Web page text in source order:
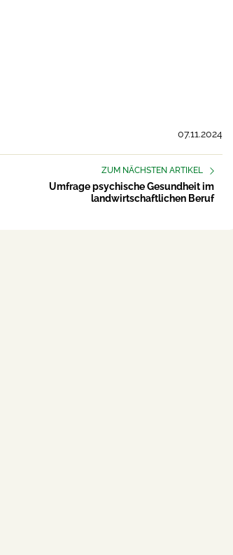
07.11.2024
ZUM NÄCHSTEN ARTIKEL
Umfrage psychische Gesundheit im
landwirtschaftlichen Beruf